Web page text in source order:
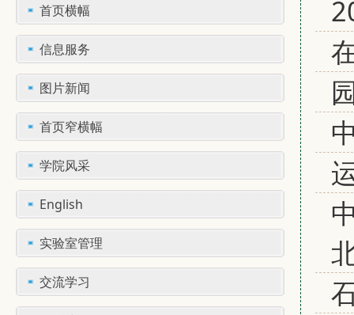
首页横幅
信息服务
图片新闻
首页窄横幅
学院风采
English
实验室管理
交流学习